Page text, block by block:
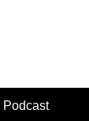
Podcast